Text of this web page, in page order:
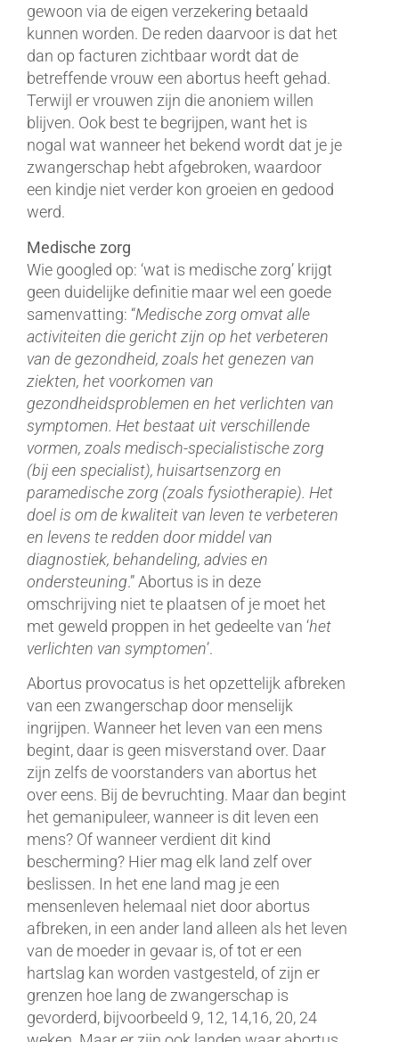
gewoon via de eigen verzekering betaald
kunnen worden. De reden daarvoor is dat het
dan op facturen zichtbaar wordt dat de
betreffende vrouw een abortus heeft gehad.
Terwijl er vrouwen zijn die anoniem willen
blijven. Ook best te begrijpen, want het is
nogal wat wanneer het bekend wordt dat je je
zwangerschap hebt afgebroken, waardoor
een kindje niet verder kon groeien en gedood
werd.
Medische zorg
Wie googled op: ‘wat is medische zorg’ krijgt
geen duidelijke definitie maar wel een goede
samenvatting: “Medische zorg omvat alle
activiteiten die gericht zijn op het verbeteren
van de gezondheid, zoals het genezen van
ziekten, het voorkomen van
gezondheidsproblemen en het verlichten van
symptomen. Het bestaat uit verschillende
vormen, zoals medisch-specialistische zorg
(bij een specialist), huisartsenzorg en
paramedische zorg (zoals fysiotherapie). Het
doel is om de kwaliteit van leven te verbeteren
en levens te redden door middel van
diagnostiek, behandeling, advies en
ondersteuning.” Abortus is in deze
omschrijving niet te plaatsen of je moet het
met geweld proppen in het gedeelte van ‘het
verlichten van symptomen’.
Abortus provocatus is het opzettelijk afbreken
van een zwangerschap door menselijk
ingrijpen. Wanneer het leven van een mens
begint, daar is geen misverstand over. Daar
zijn zelfs de voorstanders van abortus het
over eens. Bij de bevruchting. Maar dan begint
het gemanipuleer, wanneer is dit leven een
mens? Of wanneer verdient dit kind
bescherming? Hier mag elk land zelf over
beslissen. In het ene land mag je een
mensenleven helemaal niet door abortus
afbreken, in een ander land alleen als het leven
van de moeder in gevaar is, of tot er een
hartslag kan worden vastgesteld, of zijn er
grenzen hoe lang de zwangerschap is
gevorderd, bijvoorbeeld 9, 12, 14,16, 20, 24